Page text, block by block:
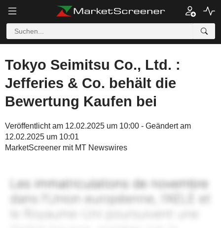
Tokyo Seimitsu Co., Ltd. :
Jefferies & Co. behält die
Bewertung Kaufen bei
Veröffentlicht am 12.02.2025 um 10:00 - Geändert am
12.02.2025 um 10:01
MarketScreener mit MT Newswires